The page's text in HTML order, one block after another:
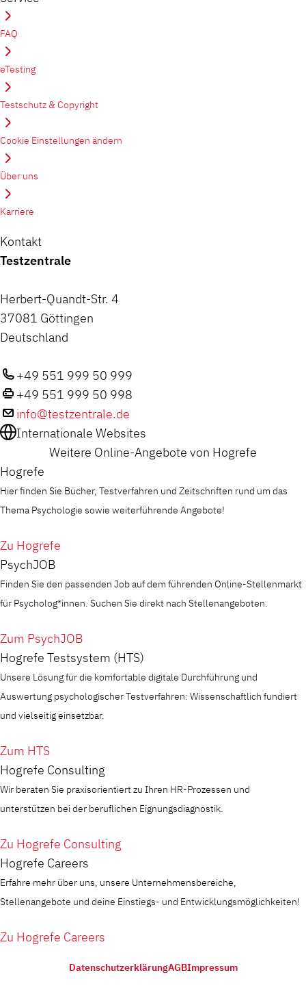
FAQ
eTesting
Testschutz & Copyright
Cookie Einstellungen ändern
Über uns
Karriere
Kontakt
Testzentrale
Herbert-Quandt-Str. 4
37081 Göttingen
Deutschland
+49 551 999 50 999
+49 551 999 50 998
info@testzentrale.de
Internationale Websites
Weitere Online-Angebote von Hogrefe
Hogrefe
Hier finden Sie Bücher, Testverfahren und Zeitschriften rund um das
Thema Psychologie sowie weiterführende Angebote!
Zu Hogrefe
PsychJOB
Finden Sie den passenden Job auf dem führenden Online-Stellenmarkt
für Psycholog*innen. Suchen Sie direkt nach Stellenangeboten.
Zum PsychJOB
Hogrefe Testsystem (HTS)
Unsere Lösung für die komfortable digitale Durchführung und
Auswertung psychologischer Testverfahren: Wissenschaftlich fundiert
und vielseitig einsetzbar.
Zum HTS
Hogrefe Consulting
Wir beraten Sie praxisorientiert zu Ihren HR-Prozessen und
unterstützen bei der beruflichen Eignungsdiagnostik.
Zu Hogrefe Consulting
Hogrefe Careers
Erfahre mehr über uns, unsere Unternehmensbereiche,
Stellenangebote und deine Einstiegs- und Entwicklungsmöglichkeiten!
Zu Hogrefe Careers
DatenschutzerklärungAGBImpressum